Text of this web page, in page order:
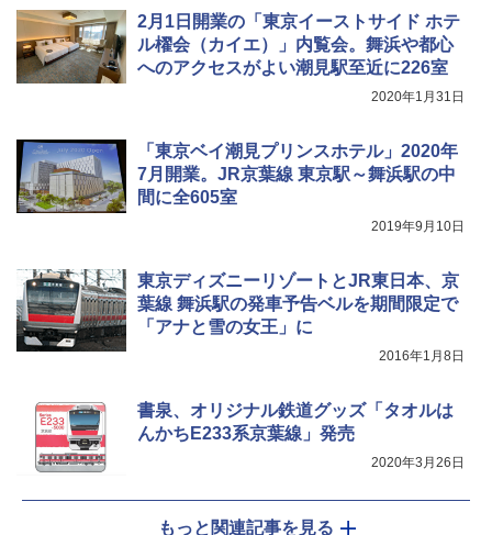
￥1,540
￥9,990
[キャンパーズコレクション 山善] 傘みたいに
イド ブラックコーティング フルクローズ メ
ッシュ 4人用 簡単設置 ポップアップテント P
ATCW-150B エクルベージュ
￥4,400
熊撃退スプレー 熊よけスプレー 熊スプレー
0ml（連続噴射30秒）110ml（連続噴射15
秒）射程5～10m 安全ロック搭載 携帯収納袋
付き ヒグマ・イノシシ対策 自治体・教育機
関の購入実績 登山・キャンプ・アウトドア・
防災用品 長期保存可能 緊急時用 日本国内発
￥3,680
2月1日開業の「東京イーストサイド ホテ
ル櫂会（カイエ）」内覧会。舞浜や都心
へのアクセスがよい潮見駅至近に226室
2020年1月31日
「東京ベイ潮見プリンスホテル」2020年
7月開業。JR京葉線 東京駅～舞浜駅の中
間に全605室
2019年9月10日
東京ディズニーリゾートとJR東日本、京
葉線 舞浜駅の発車予告ベルを期間限定で
「アナと雪の女王」に
2016年1月8日
書泉、オリジナル鉄道グッズ「タオルは
んかちE233系京葉線」発売
2020年3月26日
もっと関連記事を見る